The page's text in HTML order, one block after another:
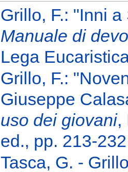
Grillo, F.: "Inni
Manuale di
Lega
Grillo, F.:
Giuseppe
uso dei giovani,
ed., pp. 213-232
Tasca, G. -